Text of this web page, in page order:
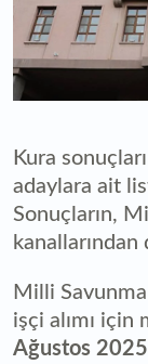
Kura
adaylara ait
Sonuçların,
Milli
işçi alımı
Ağustos